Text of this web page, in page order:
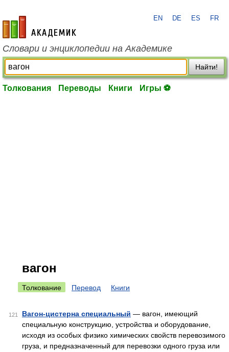
academic.ru
EN DE ES FR
Словари и энциклопедии на Академике
Найти!
Толкования Переводы Книги Игры ⚽
вагон
Толкование Перевод Книги
121 Вагон-цистерна специальный — вагон, имеющий
специальную конструкцию, устройства и оборудование,
исходя из особых физико химических свойств перевозимого
груза, и предназначенный для перевозки одного груза или